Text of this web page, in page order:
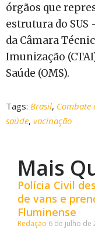
órgãos que
estrutura do SUS
da Câmara
Imunização
Saúde (OMS).
Tags: Brasil, Combate
saúde, vacinação
Mais
Polícia Civil
de vans e
Fluminense
Redação 6 de julho de